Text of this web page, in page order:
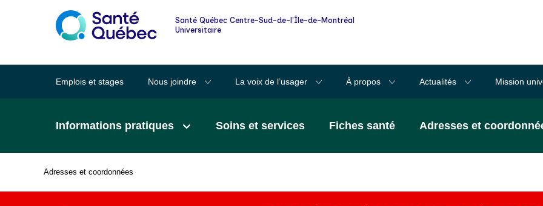
Santé Québec Centre-Sud-de-l'Île-de-Montréal
Universitaire
Emplois et stages Nous joindre La voix de l’usager À propos Actualités Mission
Informations pratiques
Informations pour les familles et les
proches
Signalement à la DPJ
Soins et services Fiches santé Adresses et
Adresses et coordonnées